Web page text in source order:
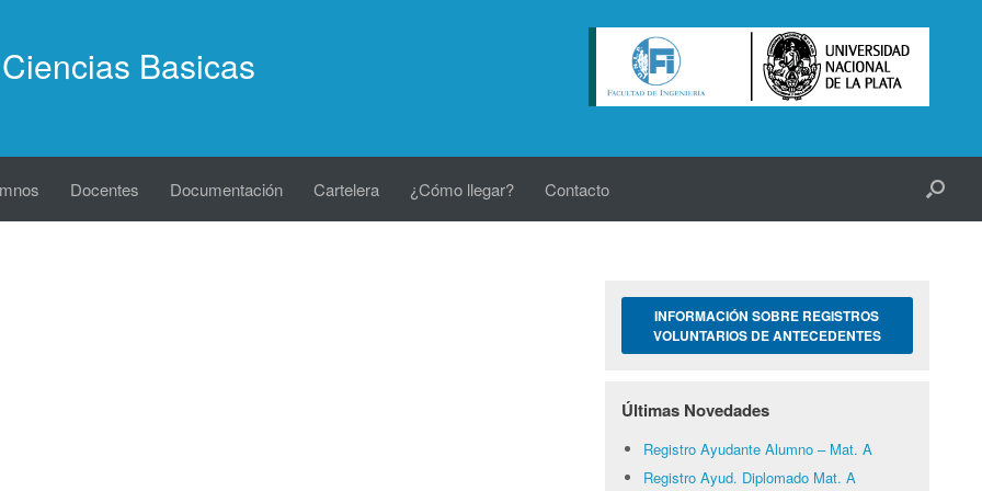
Basicas
Docentes Documentación Cartelera ¿Cómo llegar? Contacto
INFORMACIÓN SOBRE REGISTROS
VOLUNTARIOS DE ANTECEDENTES
Últimas Novedades
Registro Ayudante Alumno – Mat. A
Registro Ayud. Diplomado Mat. A